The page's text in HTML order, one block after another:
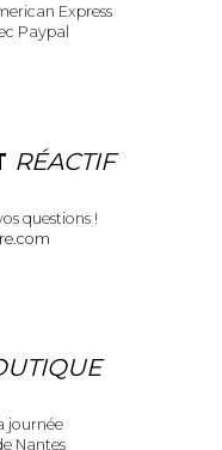
Express
Paypal
RÉACTIF
questions !
journée
Nantes